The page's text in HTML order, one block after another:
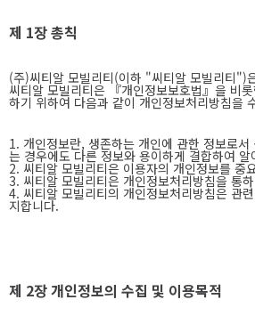
제 1장 총칙
(주)씨티알 모빌리티(이하 "씨티알 모빌리티")
씨티알 모빌리티은 『개인정보보호법』을 비
하기 위하여 다음과 같이 개인정보처리방침을
1. 개인정보란, 생존하는 개인에 관한 정보로
는 경우에도 다른 정보와 용이하게 결합하여
2. 씨티알 모빌리티은 이용자의 개인정보를 중
3. 씨티알 모빌리티은 개인정보처리방침을 통
4. 씨티알 모빌리티의 개인정보처리방침은 관
지합니다.
제 2장 개인정보의 수집 및 이용목적